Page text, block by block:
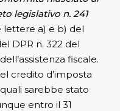
legislativo n. 241
lettere a) e b) del
DPR n. 322 del
fiscale.
credito d’imposta
sarebbe stato
entro il 31